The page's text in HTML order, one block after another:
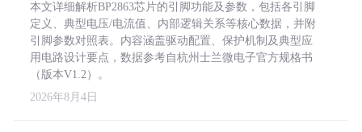
本文详细解析BP2863芯片的引脚功能及参数，包括各引脚
定义、典型电压/电流值、内部逻辑关系等核心数据，并附
引脚参数对照表。内容涵盖驱动配置、保护机制及典型应
用电路设计要点，数据参考自杭州士兰微电子官方规格书
（版本V1.2）。
2026年8月4日